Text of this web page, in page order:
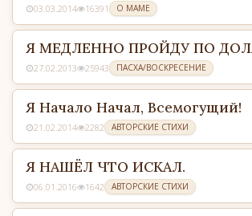
03.03.2014 16391 О МАМЕ
Я МЕДЛЕННО ПРОЙДУ ПО
27.02.2013 25943 ПАСХА/ВОСКРЕСЕНИЕ
Я Начало Начал, Всемогущий!
21.02.2014 2282 АВТОРСКИЕ СТИХИ
Я НАШЁЛ ЧТО ИСКАЛ.
06.01.2016 1642 АВТОРСКИЕ СТИХИ